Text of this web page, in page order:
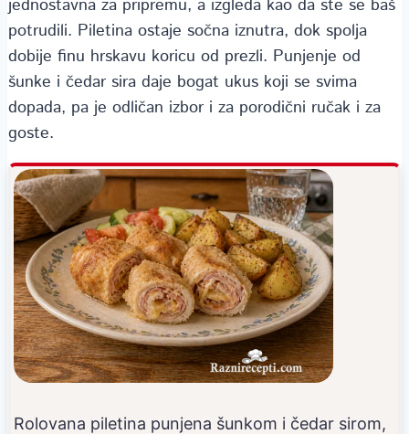
jednostavna za pripremu, a izgleda kao da ste se baš
potrudili. Piletina ostaje sočna iznutra, dok spolja
dobije finu hrskavu koricu od prezli. Punjenje od
šunke i čedar sira daje bogat ukus koji se svima
dopada, pa je odličan izbor i za porodični ručak i za
goste.
Rolovana piletina punjena šunkom i čedar sirom,